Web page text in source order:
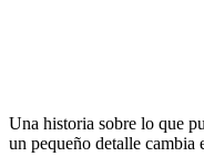
Una historia sobre lo que
un pequeño detalle cambia